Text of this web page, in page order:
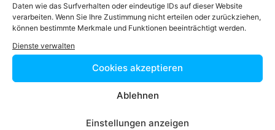
Daten wie das Surfverhalten oder eindeutige IDs auf dieser Website
verarbeiten. Wenn Sie Ihre Zustimmung nicht erteilen oder zurückziehen,
können bestimmte Merkmale und Funktionen beeinträchtigt werden.
Dienste verwalten
Cookies akzeptieren
Ablehnen
Einstellungen anzeigen